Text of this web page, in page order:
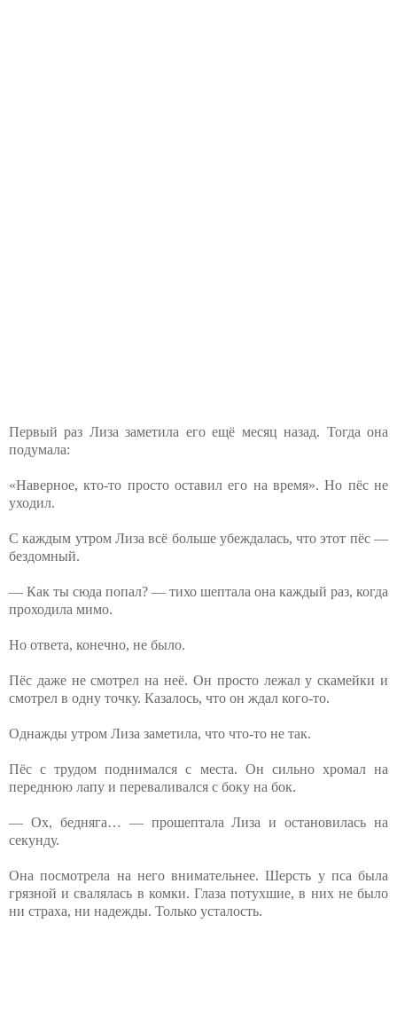
Первый раз Лиза заметила его ещё месяц назад. Тогда она
подумала:
«Наверное, кто-то просто оставил его на время». Но пёс не
уходил.
С⁨ каждым утром Лиза всё больше убеждалась, что этот пёс —
бездомный.
⁨— Как ты сюда попал? — тихо шептала она каждый раз, когда
проходила мимо.
Но ответа, конечно, не было.
Пёс даже не смотрел на неё. Он просто лежал у скамейки и
смотрел в одну точку. Казалось, что он ждал кого-то.
Однажды утром Лиза заметила, что что-то не так.
Пёс с трудом поднимался с места. Он сильно хромал на
переднюю лапу и переваливался с боку на бок.
— Ох, бедняга… — прошептала Лиза и остановилась на
секунду.
Она посмотрела на него внимательнее. Шерсть у пса была
грязной и свалялась в комки. Глаза потухшие, в них не было
ни страха, ни надежды. Только усталость.